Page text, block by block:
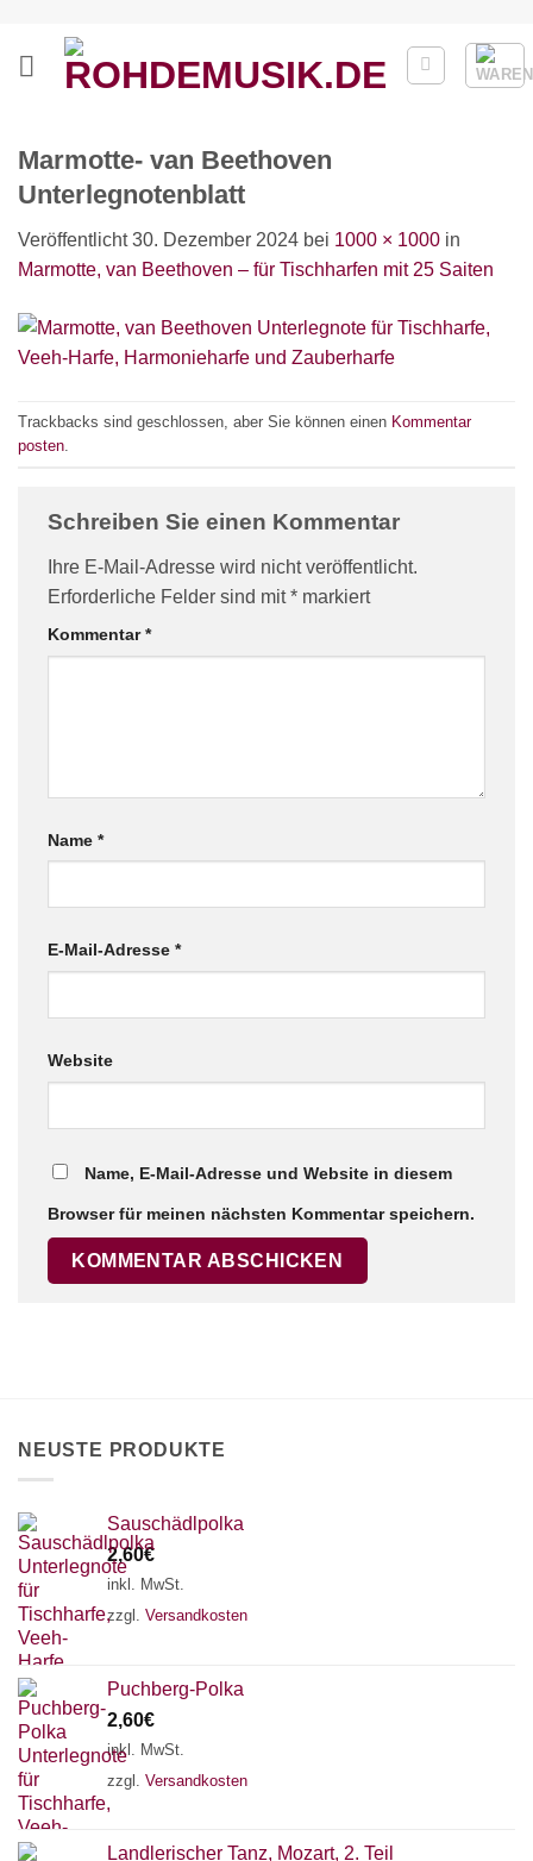
springen
Marmotte- van Beethoven
Unterlegnotenblatt
Veröffentlicht30. Dezember 2024 bei 1000 × 1000 in
Marmotte, van Beethoven – für Tischharfen mit 25 Saiten
Trackbacks sind geschlossen, aber Sie können einen Kommentar
posten
Schreiben Sie einen Kommentar
Ihre E-Mail-Adresse wird nicht veröffentlicht.
Erforderliche Felder sind mit* markiert
Kommentar*
Name *
E-Mail-Adresse *
Website
Name, E-Mail-Adresse und Website in diesem
Browser für meinen nächsten Kommentar speichern.
NEUSTE PRODUKTE
Sauschädlpolka
2,60€
inkl. MwSt.
zzgl. Versandkosten
Puchberg-Polka
2,60€
inkl. MwSt.
zzgl. Versandkosten
Landlerischer Tanz, Mozart, 2. Teil